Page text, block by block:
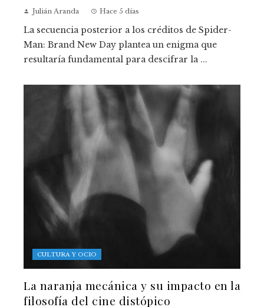
Julián Aranda Hace 5 días
La secuencia posterior a los créditos de Spider-
Man: Brand New Day plantea un enigma que
resultaría fundamental para descifrar la ...
CULTURA Y OCIO
La naranja mecánica y su impacto en la
filosofía del cine distópico